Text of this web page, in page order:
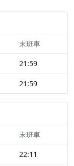
末班車
21:59
21:59
末班車
22:11